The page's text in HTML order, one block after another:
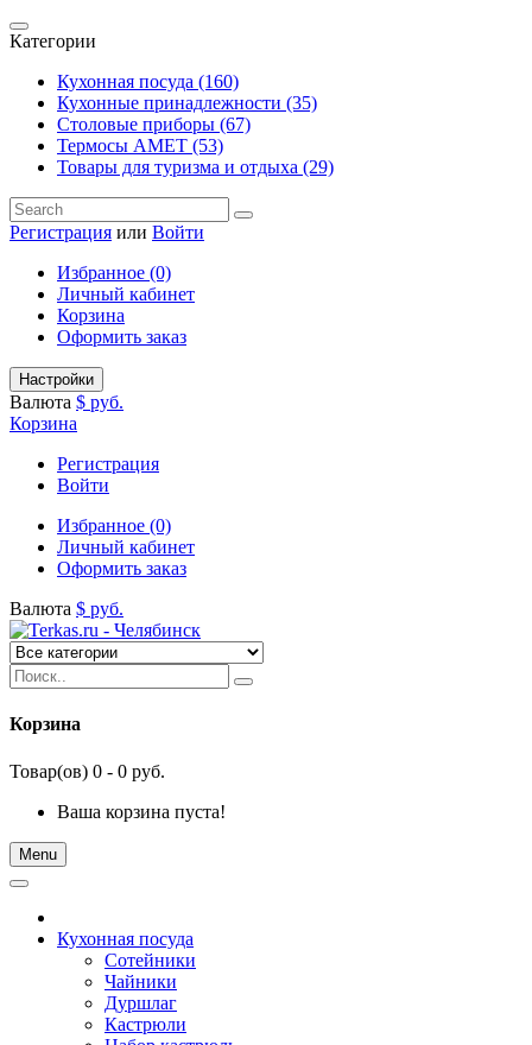
Категории
Кухонная посуда (160)
Кухонные принадлежности (35)
Столовые приборы (67)
Термосы АМЕТ (53)
Товары для туризма и отдыха (29)
Регистрация или Войти
Избранное (0)
Личный кабинет
Корзина
Оформить заказ
Настройки
Валюта $ руб.
Корзина
Регистрация
Войти
Избранное (0)
Личный кабинет
Оформить заказ
Валюта $ руб.
Корзина
Товар(ов) 0 - 0 руб.
Ваша корзина пуста!
Menu
Кухонная посуда
Сотейники
Чайники
Дуршлаг
Кастрюли